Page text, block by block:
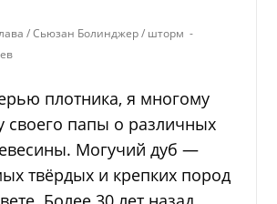
/ Сьюзан Болинджер / шторм
плотника, я многому
своего папы о различных
Могучий дуб —
твёрдых и крепких пород